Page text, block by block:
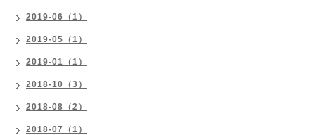
2019-06（1）
2019-05（1）
2019-01（1）
2018-10（3）
2018-08（2）
2018-07（1）